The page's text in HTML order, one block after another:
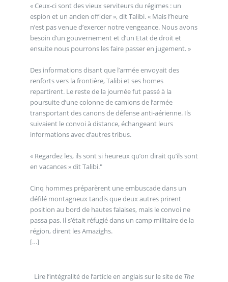
« Ceux-ci sont des vieux serviteurs du régimes : un
espion et un ancien officier », dit Talibi. « Mais l’heure
n’est pas venue d’exercer notre vengeance. Nous avons
besoin d’un gouvernement et d’un Etat de droit et
ensuite nous pourrons les faire passer en jugement. »
Des informations disant que l’armée envoyait des
renforts vers la frontière, Talibi et ses homes
repartirent. Le reste de la journée fut passé à la
poursuite d’une colonne de camions de l’armée
transportant des canons de défense anti-aérienne. Ils
suivaient le convoi à distance, échangeant leurs
informations avec d’autres tribus.
« Regardez les, ils sont si heureux qu’on dirait qu’ils sont
en vacances » dit Talibi."
Cinq hommes préparèrent une embuscade dans un
défilé montagneux tandis que deux autres prirent
position au bord de hautes falaises, mais le convoi ne
passa pas. Il s’était réfugié dans un camp militaire de la
région, dirent les Amazighs.
[…]
Lire l’intégralité de l’article en anglais sur le site de The